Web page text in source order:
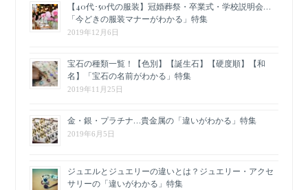
【40代･50代の服装】冠婚葬祭・卒業式・学校説明会…
「今どきの服装マナーがわかる」特集
2019年12月6日
宝石の種類一覧！【色別】【誕生石】【硬度順】【和
名】「宝石の名前がわかる」特集
2019年11月25日
金・銀・プラチナ…貴金属の「違いがわかる」特集
2019年6月5日
ジュエルとジュエリーの違いとは？ジュエリー・アクセ
サリーの「違いがわかる」特集